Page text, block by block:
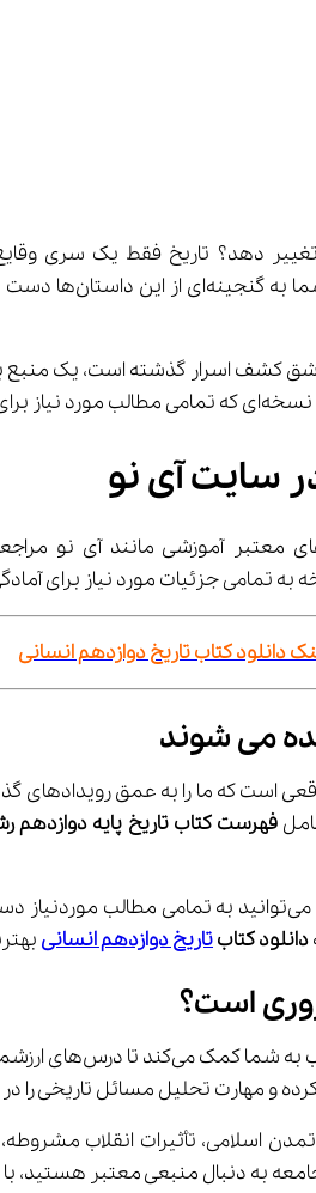
نیاز برای
سایت آی نو
مورد نیاز برای آمادگی امتحانات و تحلیل‌های
دانلود کتاب تاریخ دوازدهم انسانی
فهرست کتاب تاریخ پایه دوازدهم
دانلود کتاب تاریخ دوازدهم انسانی
است؟
و مهارت تحلیل مسائل تاریخی را در
به دنبال منبعی معتبر هستید، با